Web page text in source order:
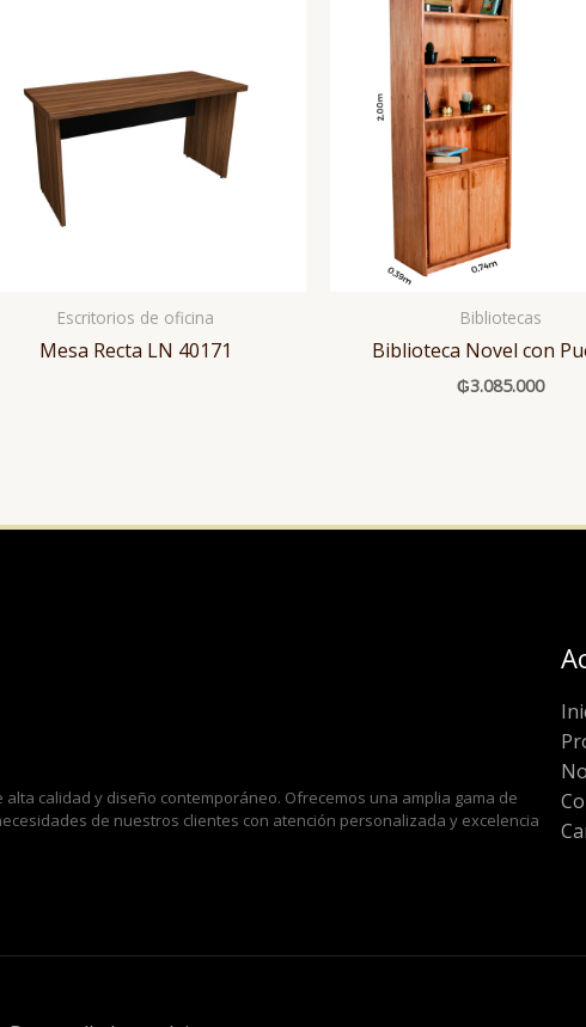
Escritorios de oficina
Mesa Recta LN 40171
Bibliotecas
Biblioteca Novel con
₲3.085.000
calidad y diseño contemporáneo. Ofrecemos una amplia gama de
de nuestros clientes con atención personalizada y excelencia